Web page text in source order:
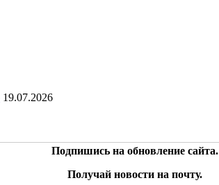
19.07.2026
Подпишись на обновление сайта.
Получай новости на почту.